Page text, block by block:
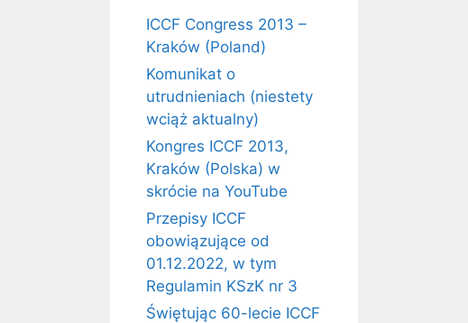
ICCF Congress 2013 –
Kraków (Poland)
Komunikat o
utrudnieniach (niestety
wciąż aktualny)
Kongres ICCF 2013,
Kraków (Polska) w
skrócie na YouTube
Przepisy ICCF
obowiązujące od
01.12.2022, w tym
Regulamin KSzK nr 3
Świętując 60-lecie ICCF